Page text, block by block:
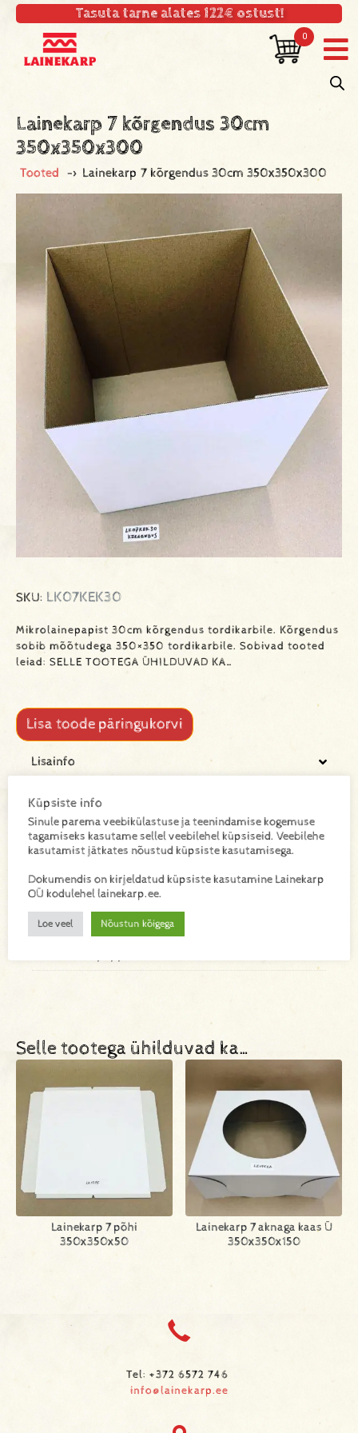
Tasuta tarne alates 122€ ostust!
0
Lainekarp 7 kõrgendus 30cm
350x350x300
Tooted -> Lainekarp 7 kõrgendus 30cm 350x350x300
SKU: LK07KEK30
Mikrolainepapist 30cm kõrgendus tordikarbile. Kõrgendus
sobib mõõtudega 350×350 tordikarbile. Sobivad tooted
leiad: SELLE TOOTEGA ÜHILDUVAD KA…
Lisa toode päringukorvi
Lisainfo
Kaal
0,164 kg
Mõõtmed
350 × 350 × 300 mm
Materjal
Selle tootega ühilduvad ka…
Lainekarp 7 põhi
350x350x50
Lainekarp 7 aknaga kaas Ü
350x350x150
Küpsiste info
Sinule parema veebikülastuse ja teenindamise kogemuse
tagamiseks kasutame sellel veebilehel küpsiseid. Veebilehe
kasutamist jätkates nõustud küpsiste kasutamisega.
Dokumendis on kirjeldatud küpsiste kasutamine Lainekarp
OÜ kodulehel lainekarp.ee.
Loe veel Nõustun kõigega
Tel: +372 6572 746
info@lainekarp.ee